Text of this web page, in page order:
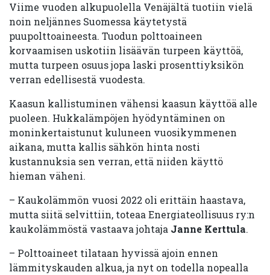
Viime vuoden alkupuolella Venäjältä tuotiin vielä
noin neljännes Suomessa käytetystä
puupolttoaineesta. Tuodun polttoaineen
korvaamisen uskotiin lisäävän turpeen käyttöä,
mutta turpeen osuus jopa laski prosenttiyksikön
verran edellisestä vuodesta.
Kaasun kallistuminen vähensi kaasun käyttöä alle
puoleen. Hukkalämpöjen hyödyntäminen on
moninkertaistunut kuluneen vuosikymmenen
aikana, mutta kallis sähkön hinta nosti
kustannuksia sen verran, että niiden käyttö
hieman väheni.
– Kaukolämmön vuosi 2022 oli erittäin haastava,
mutta siitä selvittiin, toteaa Energiateollisuus ry:n
kaukolämmöstä vastaava johtaja Janne Kerttula.
– Polttoaineet tilataan hyvissä ajoin ennen
lämmityskauden alkua, ja nyt on todella nopealla